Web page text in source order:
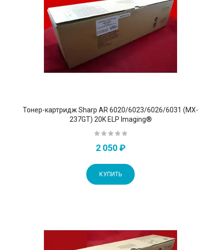
Тонер-картридж Sharp AR 6020/6023/6026/6031 (MX-
237GT) 20K ELP Imaging®
2 050 ₽
КУПИТЬ